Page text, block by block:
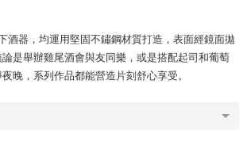
酒器，均運用堅固不鏽鋼材質打造，表面經鏡面拋
是舉辦雞尾酒會與友同樂，或是搭配起司和葡萄
晚，系列作品都能營造片刻舒心享受。